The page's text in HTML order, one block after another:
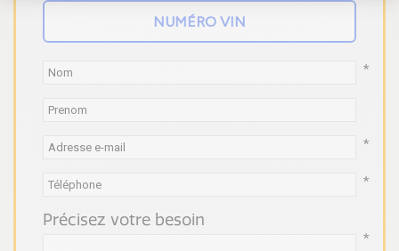
*
*
*
Précisez votre besoin
*